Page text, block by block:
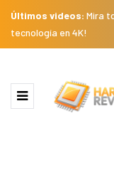
Últimos videos: Mira
tecnología en 4K!